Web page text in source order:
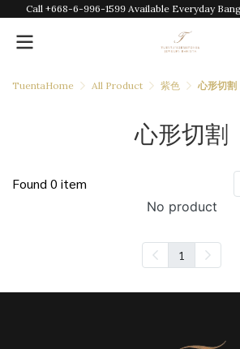
Call +668-6-996-1599 Available Everyday
TuentaHome All Product 紫色 心形切割
心形切割
Found 0 item
No product
1